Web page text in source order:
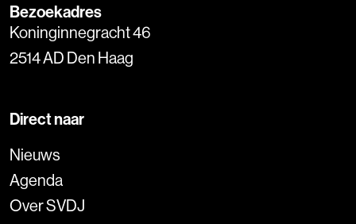
Bezoekadres
Koninginnegracht 46
2514 AD Den Haag
Direct naar
Nieuws
Agenda
Over SVDJ